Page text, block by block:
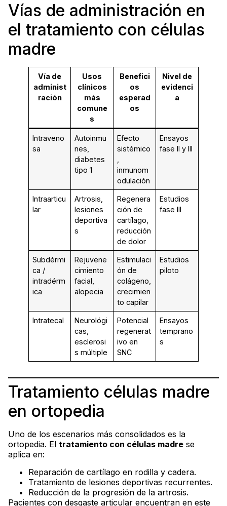
Vías de administración en
el tratamiento con células
madre
Vía de
administ
ración
Usos
clínicos
más
comune
s
Benefici
os
esperad
os
Nivel de
evidenci
a
Intraveno
sa
Autoinmu
nes,
diabetes
tipo 1
Efecto
sistémico
inmunom
odulación
Ensayos
fase II y III
Intraarticu
lar
Artrosis,
lesiones
deportiva
s
Regenera
ción de
cartílago,
reducción
de dolor
Estudios
fase III
Subdérmi
ca /
intradérm
ica
Rejuvene
cimiento
facial,
alopecia
Estimulaci
ón de
colágeno,
crecimien
to capilar
Estudios
piloto
Intratecal
Neurológi
cas,
esclerosi
s múltiple
Potencial
regenerat
ivo en
SNC
Ensayos
temprano
s
Tratamiento células madre
en ortopedia
Uno de los escenarios más consolidados es la
ortopedia. El tratamiento con células madre se
aplica en:
Reparación de cartílago en rodilla y cadera.
Tratamiento de lesiones deportivas recurrentes.
Reducción de la progresión de la artrosis.
Pacientes con desgaste articular encuentran en este